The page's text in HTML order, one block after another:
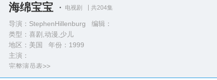
海绵宝宝 电视剧 共204集
导演：StephenHillenburg 编辑：
类型： 喜剧,动漫,少儿
地区：美国 年份： 1999
主演：
完整演员表>>